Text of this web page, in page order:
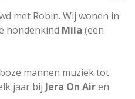
met Robin. Wij wonen in
hondenkind Mila (een
mannen muziek tot
jaar bij Jera On Airen